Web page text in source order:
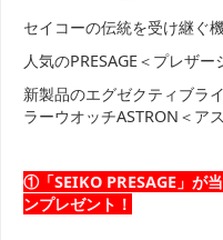
セイコーの伝統を受け継ぐ
人気のPRESAGE＜プレザ
新製品のエグゼクティブラ
ラーウオッチASTRON＜ア
①「SEIKO PRESAGE」が
ンプレゼント！